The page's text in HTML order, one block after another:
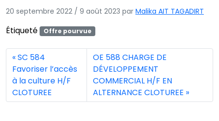
20 septembre 2022 / 9 août 2023 par Malika AIT TAGADIRT
Étiqueté Offre pourvue
SC 584
Favoriser l’accès
à la culture H/F
CLOTUREE
OE 588 CHARGE DE
DÉVELOPPEMENT
COMMERCIAL H/F EN
ALTERNANCE CLOTUREE